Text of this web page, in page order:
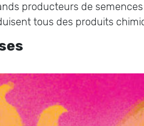
producteurs de
tous des produits